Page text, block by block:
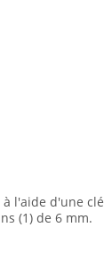
l'aide d'une clé
(1) de 6 mm.